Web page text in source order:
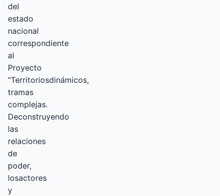
del
estado
nacional
correspondiente
al
Proyecto
“Territoriosdinámicos,
tramas
complejas.
Deconstruyendo
las
relaciones
de
poder,
losactores
y